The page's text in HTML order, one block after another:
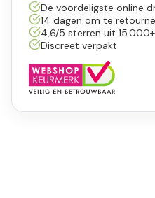
De voordeligste online
14 dagen om te
4,6/5 sterren uit
Discreet verpakt